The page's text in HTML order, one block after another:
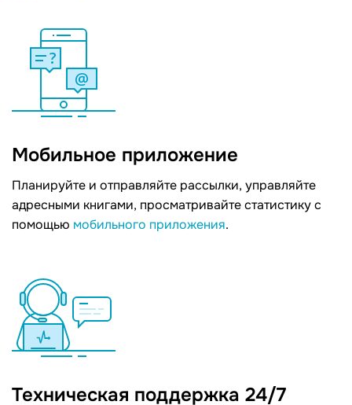
Мобильное приложение
Планируйте и отправляйте рассылки, управляйте
адресными книгами, просматривайте статистику с
помощью мобильного приложения.
Техническая поддержка 24/7